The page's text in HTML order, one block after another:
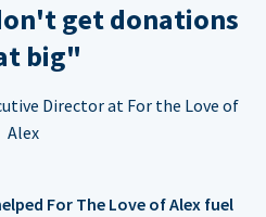
get donations
big"
Director at For the Love of
Alex
For The Love of Alex fuel